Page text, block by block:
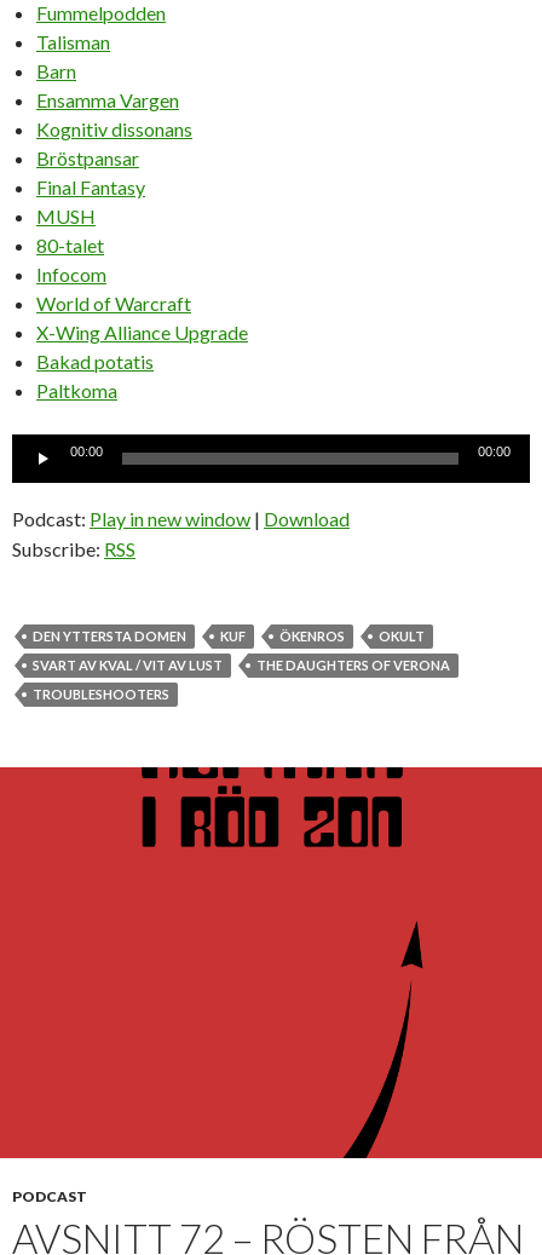
Fummelpodden
Talisman
Barn
Ensamma Vargen
Kognitiv dissonans
Bröstpansar
Final Fantasy
MUSH
80-talet
Infocom
World of Warcraft
X-Wing Alliance Upgrade
Bakad potatis
Paltkoma
Ljudspelare
00:00 00:00
Podcast: Play in new window | Download
Subscribe: RSS
DEN YTTERSTA DOMEN KUF ÖKENROS
OKULT
SVART AV KVAL / VIT AV LUST
THE DAUGHTERS OF VERONA
TROUBLESHOOTERS
PODCAST
AVSNITT 72 – RÖSTEN FRÅN